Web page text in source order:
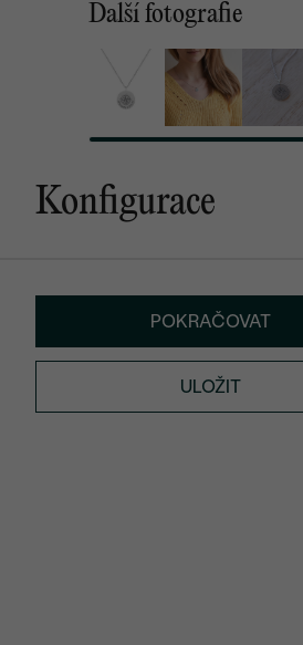
Další fotografie
Konfigurace
POKRAČOVAT
ULOŽIT
od 18 790 Kč